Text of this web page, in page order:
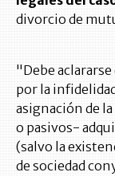
divorcio de
"Debe
por la
asignación de
o pasivos-
(salvo la
de sociedad